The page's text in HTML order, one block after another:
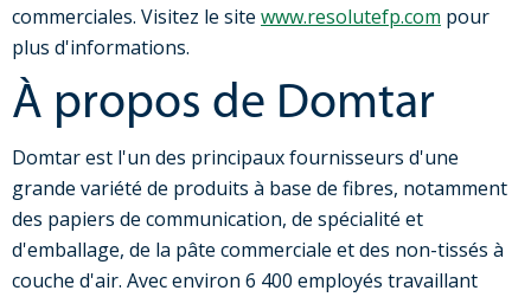
commerciales. Visitez le site www.resolutefp.com pour
plus d'informations.
À propos de Domtar
Domtar est l'un des principaux fournisseurs d'une
grande variété de produits à base de fibres, notamment
des papiers de communication, de spécialité et
d'emballage, de la pâte commerciale et des non-tissés à
couche d'air. Avec environ 6 400 employés travaillant